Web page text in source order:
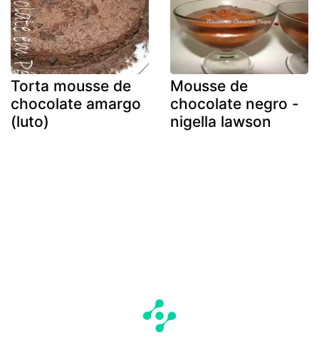
Torta mousse de
chocolate amargo
(luto)
Mousse de
chocolate negro -
nigella lawson